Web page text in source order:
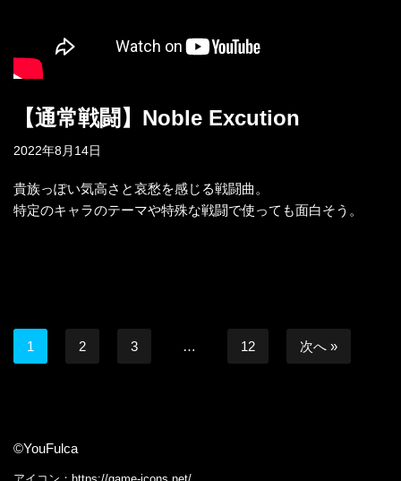
【通常戦闘】Noble Excution
2022年8月14日
貴族っぽい気高さと哀愁を感じる戦闘曲。
特定のキャラのテーマや特殊な戦闘で使っても面白そう。
1 2 3 … 12 次へ »
©YouFulca